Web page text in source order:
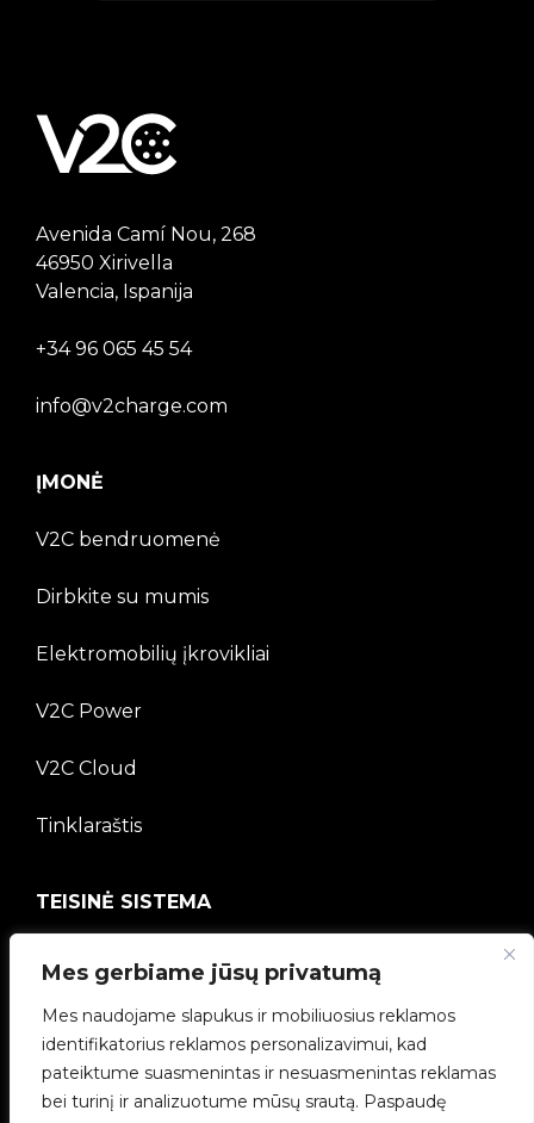
Mes gerbiame jūsų privatumą
Mes naudojame slapukus ir mobiliuosius reklamos
identifikatorius reklamos personalizavimui, kad
pateiktume suasmenintas ir nesuasmenintas reklamas
bei turinį ir analizuotume mūsų srautą. Paspaudę
Avenida Camí Nou, 268
46950 Xirivella
Valencia, Ispanija
+34 96 065 45 54
info@v2charge.com
ĮMONĖ
V2C bendruomenė
Dirbkite su mumis
Elektromobilių įkrovikliai
V2C Power
V2C Cloud
Tinklaraštis
TEISINĖ SISTEMA
Privatumo politika
Teisinė informacija
Slapukų politika